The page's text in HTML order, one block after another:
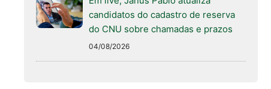
candidatos do cadastro de reserva
do CNU sobre chamadas e prazos
04/08/2026